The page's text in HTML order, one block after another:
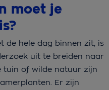
moet je
de hele dag binnen zit, is
uit te breiden naar
tuin of wilde natuur zijn
Er zijn